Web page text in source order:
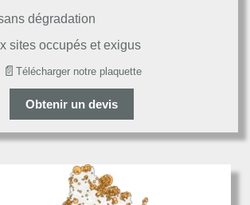
dégradation
sites occupés et exigus
📄 Télécharger notre plaquette
Obtenir un devis